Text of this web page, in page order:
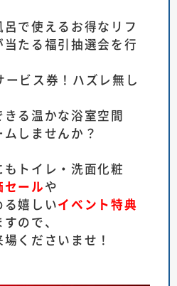
で使えるお得なリフ
たる福引抽選会を行
ビス券！ハズレ無し
る温かな浴室空間
しませんか？
トイレ・洗面化粧
セールや
る嬉しいイベント特典
ので、
くださいませ！